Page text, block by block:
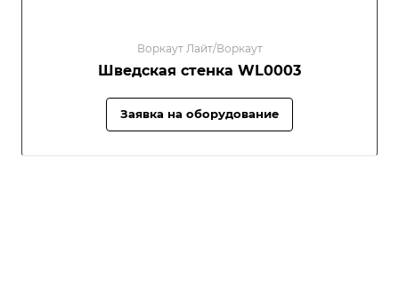
Воркаут Лайт/Воркаут
Шведская стенка WL0003
Заявка на оборудование